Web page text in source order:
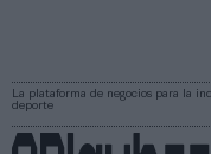
La plataforma de negocios para la
deporte